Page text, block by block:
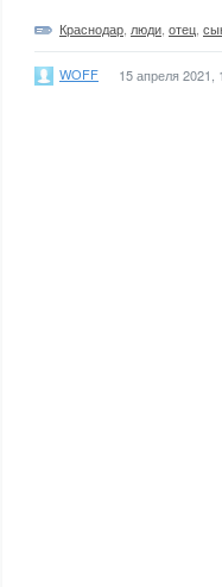
Краснодар люди отец
WOFF 15 апреля 2021,